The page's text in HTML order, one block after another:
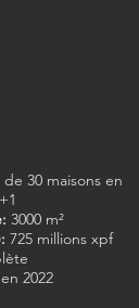
30 maisons en
3000 m²
725 millions xpf
2022